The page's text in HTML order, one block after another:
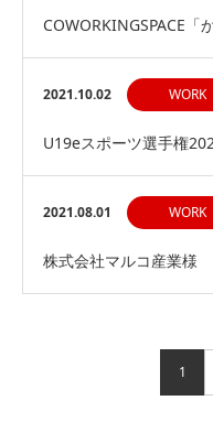
COWORKINGSPACE「
スアーティクル制作
2021.10.02 WORK
U19eスポーツ選手権
ング】
2021.08.01 WORK
株式会社マルコ産業様
1